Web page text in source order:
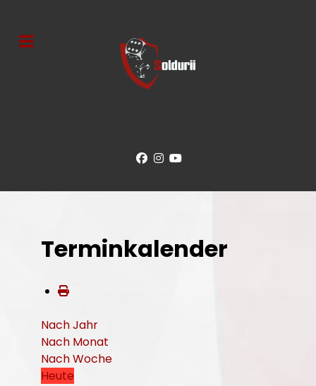
Terminkalender
Nach Jahr
Nach Monat
Nach Woche
Heute